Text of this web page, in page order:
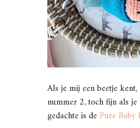
Als je mij een beetje
nummer 2, toch fijn als
gedachte is de Pure Baby